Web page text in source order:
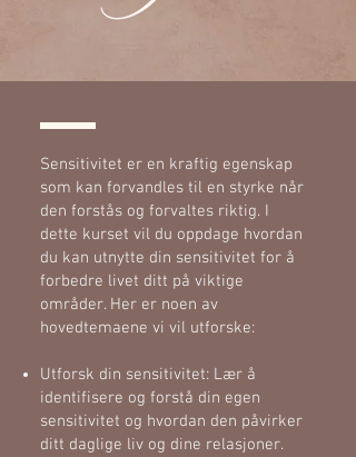
Sensitivitet er en kraftig egenskap
som kan forvandles til en styrke når
den forstås og forvaltes riktig. I
dette kurset vil du oppdage hvordan
du kan utnytte din sensitivitet for å
forbedre livet ditt på viktige
områder. Her er noen av
hovedtemaene vi vil utforske:
Utforsk din sensitivitet: Lær å
identifisere og forstå din egen
sensitivitet og hvordan den påvirker
ditt daglige liv og dine relasjoner.